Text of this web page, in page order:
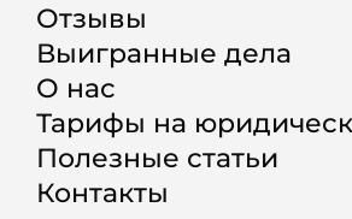
Отзывы
Выигранные дела
О нас
Тарифы на
Полезные статьи
Контакты